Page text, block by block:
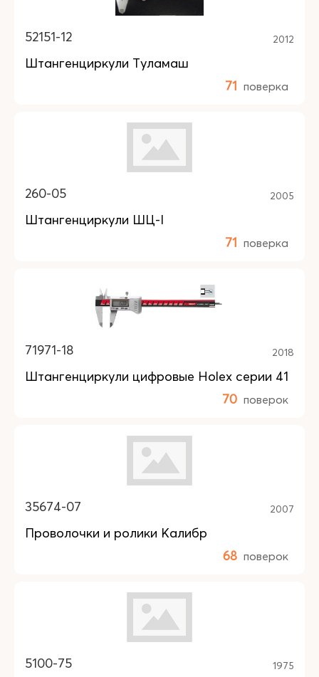
52151-12 2012
Штангенциркули Туламаш
71 поверка
260-05 2005
Штангенциркули ШЦ-I
71 поверка
71971-18 2018
Штангенциркули цифровые Holex серии 41
70 поверок
35674-07 2007
Проволочки и ролики Калибр
68 поверок
5100-75 1975